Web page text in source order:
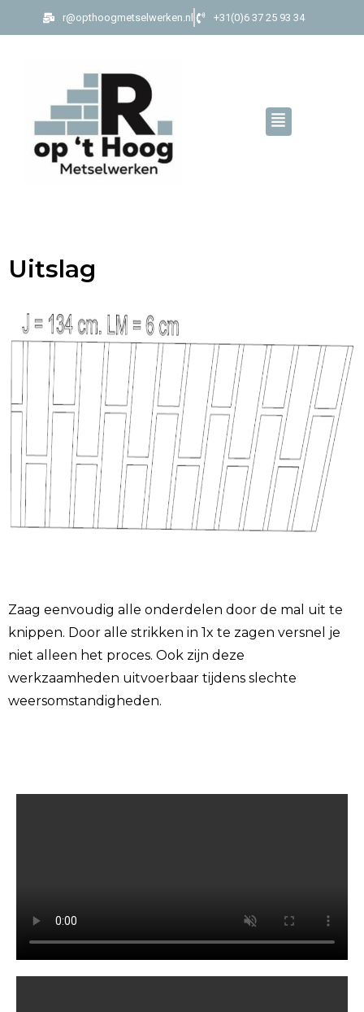
r@opthoogmetselwerken.nl +31(0)6 37 25 93 34
Uitslag
Zaag eenvoudig alle onderdelen door de mal uit te
knippen. Door alle strikken in 1x te zagen versnel je
niet alleen het proces. Ook zijn deze
werkzaamheden uitvoerbaar tijdens slechte
weersomstandigheden.